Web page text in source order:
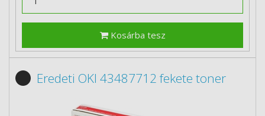
Kosárba tesz
Eredeti OKI 43487712 fekete toner